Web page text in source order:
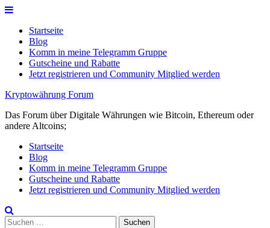
Skip
contentStartseite
Blog
Komm in meine Telegramm Gruppe
Gutscheine und Rabatte
Jetzt registrieren und Community Mitglied werden
Kryptowährung Forum
Das Forum über Digitale Währungen wie Bitcoin, Ethereum oder
andere Altcoins;
Startseite
Blog
Komm in meine Telegramm Gruppe
Gutscheine und Rabatte
Jetzt registrieren und Community Mitglied werden
Suchen